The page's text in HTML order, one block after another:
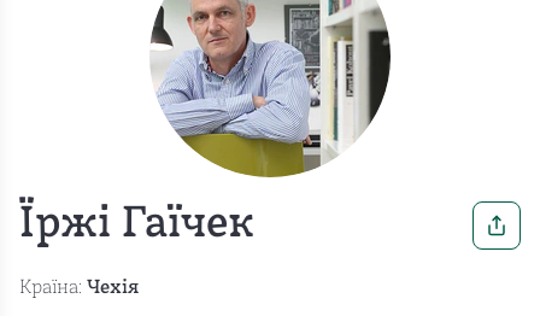
Їржі Гаїчек
Країна: Чехія